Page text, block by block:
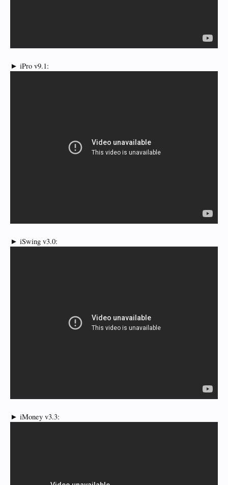
► iPro v9.1:
► iSwing v3.0:
► iMoney v3.3: